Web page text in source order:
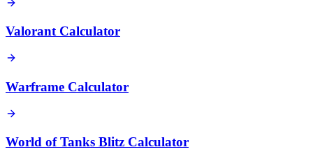
Valorant Calculator
Warframe Calculator
World of Tanks Blitz Calculator